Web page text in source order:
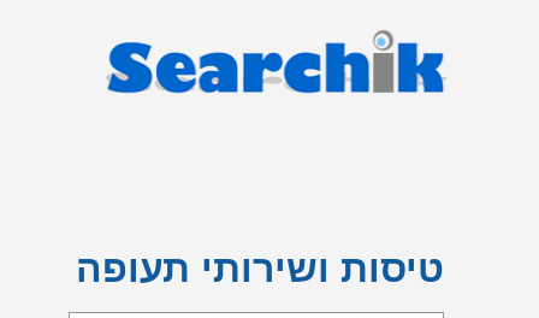
טיסות ושירותי תעופה